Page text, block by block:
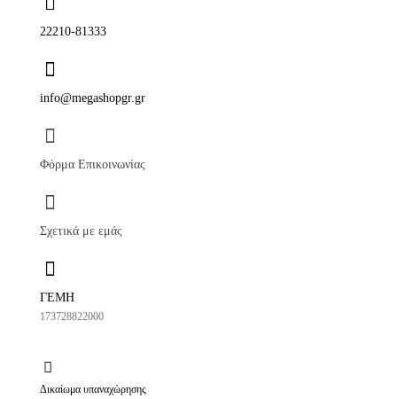
22210-81333
info@megashopgr.gr
Φόρμα Επικοινωνίας
Σχετικά με εμάς
ΓΕΜΗ
173728822000
Δικαίωμα υπαναχώρησης